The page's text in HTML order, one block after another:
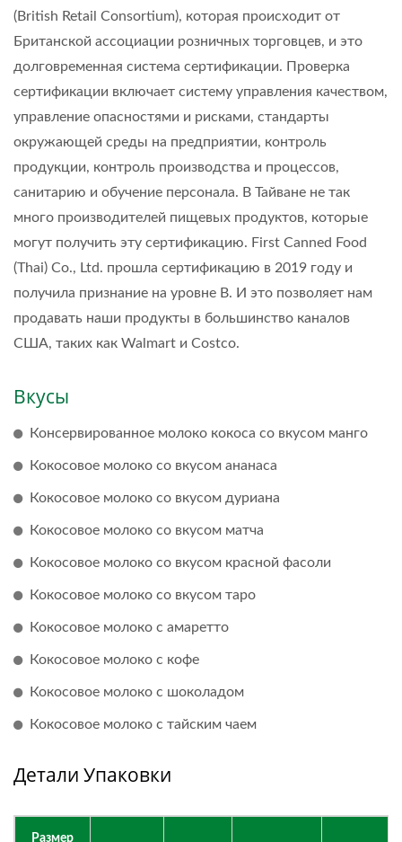
(British Retail Consortium), которая происходит от
Британской ассоциации розничных торговцев, и это
долговременная система сертификации. Проверка
сертификации включает систему управления качеством,
управление опасностями и рисками, стандарты
окружающей среды на предприятии, контроль
продукции, контроль производства и процессов,
санитарию и обучение персонала. В Тайване не так
много производителей пищевых продуктов, которые
могут получить эту сертификацию. First Canned Food
(Thai) Co., Ltd. прошла сертификацию в 2019 году и
получила признание на уровне B. И это позволяет нам
продавать наши продукты в большинство каналов
США, таких как Walmart и Costco.
Вкусы
Консервированное молоко кокоса со вкусом манго
Кокосовое молоко со вкусом ананаса
Кокосовое молоко со вкусом дуриана
Кокосовое молоко со вкусом матча
Кокосовое молоко со вкусом красной фасоли
Кокосовое молоко со вкусом таро
Кокосовое молоко с амаретто
Кокосовое молоко с кофе
Кокосовое молоко с шоколадом
Кокосовое молоко с тайским чаем
Детали Упаковки
Размер